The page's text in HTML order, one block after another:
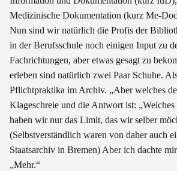
Medizinische Dokumentation (kurz Me-
Nun sind wir natürlich die Profis der
in der Berufsschule noch einigen Input zu
Fachrichtungen, aber etwas gesagt zu
erleben sind natürlich zwei Paar Schuhe.
Pflichtpraktika im Archiv. „Aber welches
Klageschreie und die Antwort ist:
haben wir nur das Limit, das wir selber
(Selbstverständlich waren von daher auch
Staatsarchiv in Bremen) Aber ich dachte
„Mehr.“